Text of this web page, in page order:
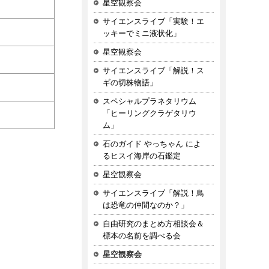
星空観察会
サイエンスライブ「実験！エ
ッキーでミニ液状化」
星空観察会
サイエンスライブ「解説！ス
ギの切株物語」
スペシャルプラネタリウム
「ヒーリングクラゲタリウ
ム」
石のガイド やっちゃん によ
るヒスイ海岸の石鑑定
星空観察会
サイエンスライブ「解説！鳥
は恐竜の仲間なのか？」
自由研究のまとめ方相談会＆
標本の名前を調べる会
星空観察会